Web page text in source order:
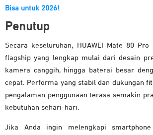
Bisa untuk 2026!
Penutup
Secara keseluruhan, HUAWEI Mate 80
flagship yang lengkap mulai dari desain
kamera canggih, hingga baterai besar
cepat. Performa yang stabil dan dukungan
pengalaman penggunaan terasa semakin
kebutuhan sehari-hari.
Jika Anda ingin melengkapi